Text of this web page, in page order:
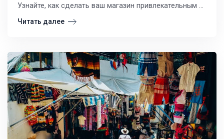
Узнайте, как сделать ваш магазин привлекательным для влиятельных пожилых покупателей. Мы предлагаем 5 способов, которые помогут вам привлечь внимание этой платёжеспособной группы населения.
Читать далее